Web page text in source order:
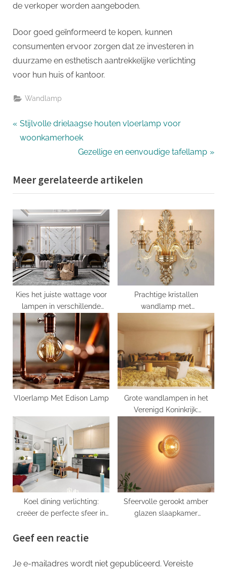
de verkoper worden aangeboden.
Door goed geïnformeerd te kopen, kunnen
consumenten ervoor zorgen dat ze investeren in
duurzame en esthetisch aantrekkelijke verlichting
voor hun huis of kantoor.
Wandlamp
Bericht
P
r
i
o
u
s
o
s
t
:
Stijlvolle drielaagse houten vloerlamp voor
woonkamerhoek
N
x
t
P
o
s
t
:
Gezellige en eenvoudige tafellamp
Meer gerelateerde artikelen
Kies het juiste wattage voor
lampen in verschillende
ruimtes
Prachtige kristallen
wandlamp met
Vloerlamp Met Edison Lamp
Grote wandlampen in het
Verenigd Koninkrijk:
Prachtige en Verlichtende
Accessoires voor Je Interieur
Koel dining verlichting:
creëer de perfecte sfeer in
Sfeervolle gerookt amber
glazen slaapkamer
Geef een reactie
Je e-mailadres wordt niet gepubliceerd. Vereiste